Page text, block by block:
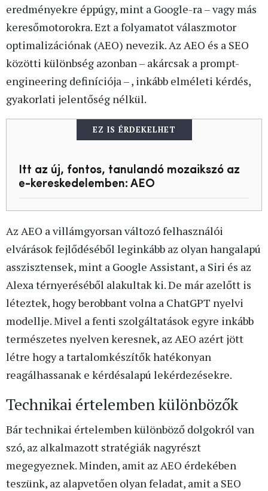
eredményekre éppúgy, mint a Google-ra – vagy más
keresőmotorokra. Ezt a folyamatot válaszmotor
optimalizációnak (AEO) nevezik. Az AEO és a SEO
közötti különbség azonban – akárcsak a prompt-
engineering definíciója – , inkább elméleti kérdés,
gyakorlati jelentőség nélkül.
EZ IS ÉRDEKELHET
Itt az új, fontos, tanulandó mozaikszó az
e-kereskedelemben: AEO
Az AEO a villámgyorsan változó felhasználói
elvárások fejlődéséből leginkább az olyan hangalapú
asszisztensek, mint a Google Assistant, a Siri és az
Alexa térnyeréséből alakultak ki. De már azelőtt is
léteztek, hogy berobbant volna a ChatGPT nyelvi
modellje. Mivel a fenti szolgáltatások egyre inkább
természetes nyelven keresnek, az AEO azért jött
létre hogy a tartalomkészítők hatékonyan
reagálhassanak e kérdésalapú lekérdezésekre.
Technikai értelemben különbözők
Bár technikai értelemben különböző dolgokról van
szó, az alkalmazott stratégiák nagyrészt
megegyeznek. Minden, amit az AEO érdekében
teszünk, az alapvetően olyan feladat, amit a SEO